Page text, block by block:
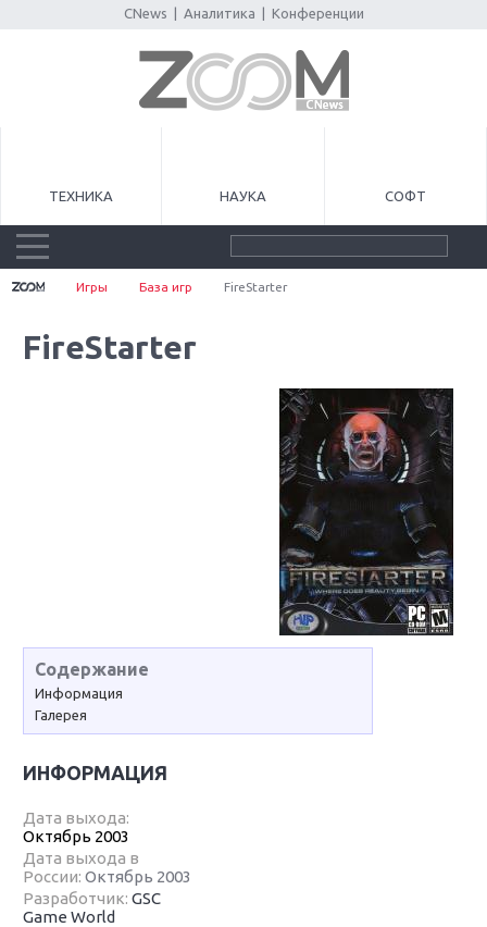
CNews Аналитика Конференции
ТЕХНИКА НАУКА СОФТ
Игры База игр FireStarter
FireStarter
Содержание
Информация
Галерея
ИНФОРМАЦИЯ
Дата выхода:
Октябрь 2003
Дата выхода в
России:Октябрь 2003
Разработчик:GSC
Game World